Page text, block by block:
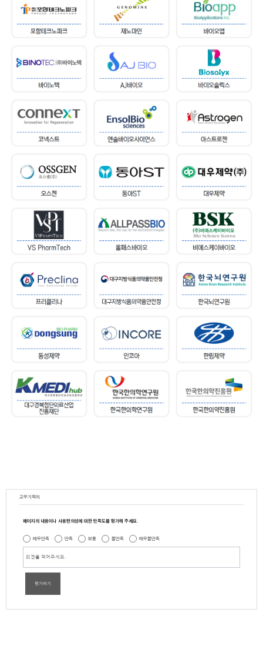
교무기획처
페이지의 내용이나 사용편의성에 대한 만족도를 평가해 주세요.
매우만족 만족 보통 불만족 매우불만족
평가하기